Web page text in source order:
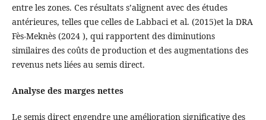
entre les zones. Ces résultats s’alignent avec des études
antérieures, telles que celles de Labbaci et al. (2015)et la DRA
Fès-Meknès (2024 ), qui rapportent des diminutions
similaires des coûts de production et des augmentations des
revenus nets liées au semis direct.
Analyse des marges nettes
Le semis direct engendre une amélioration significative des